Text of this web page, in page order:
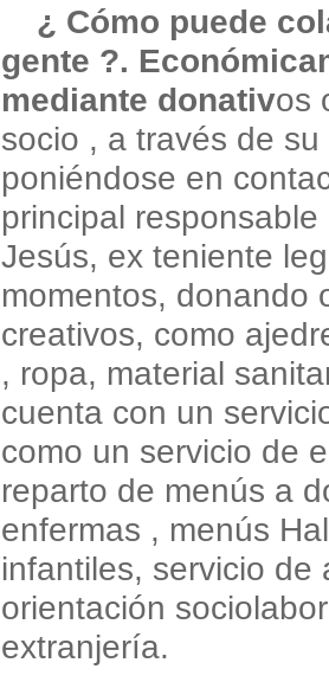
¿ Cómo puede
gente ?.
mediante donativos
socio , a través de
poniéndose en
principal responsable
Jesús, ex teniente
momentos, donando
creativos, como
, ropa, material
cuenta con un
como un servicio de
reparto de menús a
enfermas , menús
infantiles, servicio de
orientación
extranjería.